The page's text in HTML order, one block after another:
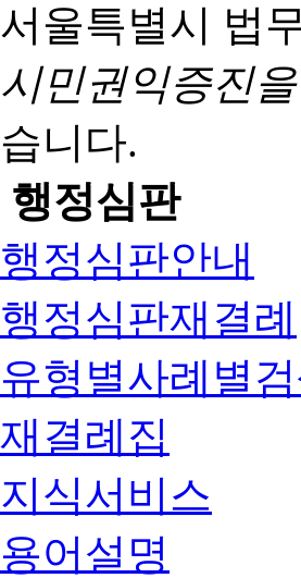
서울특별시 법
시민권익증진
습니다.
행정심판
행정심판안내
행정심판재결례
유형별사례별
재결례집
지식서비스
용어설명